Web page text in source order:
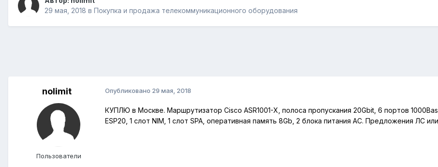
29 мая, 2018 в Покупка и продажа телекоммуникационного оборудования
nolimit
Пользователи
Опубликовано 29 мая, 2018
КУПЛЮ в Москве. Маршрутизатор Cisco ASR1001-X, полоса пропускания 20Gbit, 6 портов
ESP20, 1 слот NIM, 1 слот SPA, оперативная память 8Gb, 2 блока питания AC. Предложения ЛС